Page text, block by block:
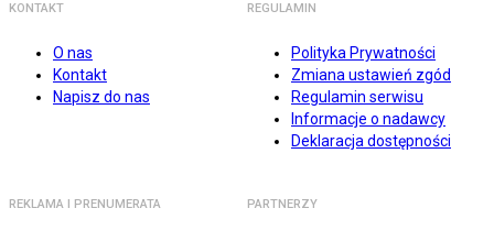
KONTAKT
O nas
Kontakt
Napisz do nas
REGULAMIN
Polityka Prywatności
Zmiana ustawień zgód
Regulamin serwisu
Informacje o nadawcy
Deklaracja dostępności
REKLAMA I PRENUMERATA PARTNERZY